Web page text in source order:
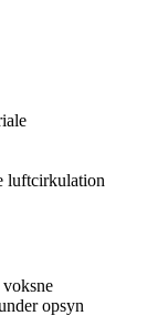
luftcirkulation
opsyn